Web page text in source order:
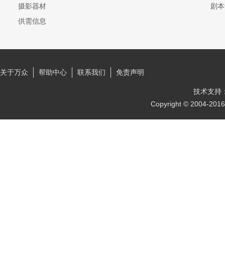
摄影器材
供需信息
剧
关于万众 帮助中心 联系我们 免责声明
Copyright © 2004-
技术支持